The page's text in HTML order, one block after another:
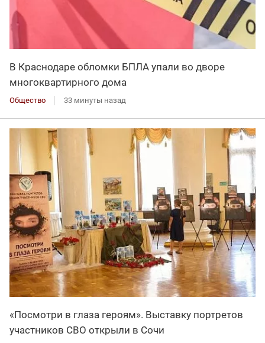
В Краснодаре обломки БПЛА упали во дворе
многоквартирного дома
Общество 33 минуты назад
«Посмотри в глаза героям». Выставку портретов
участников СВО открыли в Сочи